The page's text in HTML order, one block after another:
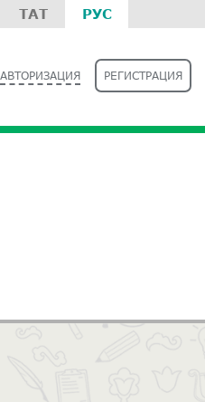
ТАТ РУС
АВТОРИЗАЦИЯ РЕГИСТРАЦИЯ